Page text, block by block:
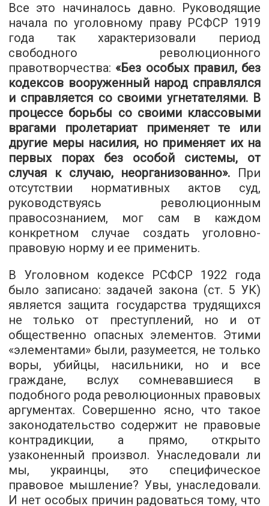
Все это начиналось давно. Руководящие
начала по уголовному праву РСФСР 1919
года так характеризовали период
свободного революционного
правотворчества: «Без особых правил, без
кодексов вооруженный народ справлялся
и справляется со своими угнетателями. В
процессе борьбы со своими классовыми
врагами пролетариат применяет те или
другие меры насилия, но применяет их на
первых порах без особой системы, от
случая к случаю, неорганизованно». При
отсутствии нормативных актов суд,
руководствуясь революционным
правосознанием, мог сам в каждом
конкретном случае создать уголовно-
правовую норму и ее применить.
В Уголовном кодексе РСФСР 1922 года
было записано: задачей закона (ст. 5 УК)
является защита государства трудящихся
не только от преступлений, но и от
общественно опасных элементов. Этими
«элементами» были, разумеется, не только
воры, убийцы, насильники, но и все
граждане, вслух сомневавшиеся в
подобного рода революционных правовых
аргументах. Совершенно ясно, что такое
законодательство содержит не правовые
контрадикции, а прямо, открыто
узаконенный произвол. Унаследовали ли
мы, украинцы, это специфическое
правовое мышление? Увы, унаследовали.
И нет особых причин радоваться тому, что